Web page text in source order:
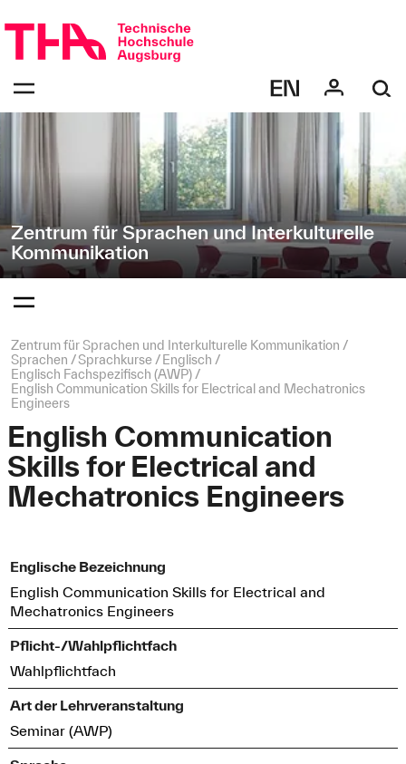
überspringen
zur
Navigation
"Zentrum
für
Interkulturelle
Kommunikation"
Zentrum für Sprachen und Interkulturelle
Kommunikation
bestätigen
Öffnen
bestätigen
des
Menüs
Seitenpfad:
Zentrum für Sprachen und Interkulturelle Kommunikation
Sprachen
Sprachkurse
Englisch
Englisch Fachspezifisch (AWP)
English Communication Skills for Electrical and Mechatronics
Engineers
English Communication
Skills for Electrical and
Mechatronics Engineers
Englische Bezeichnung
English Communication Skills for Electrical and
Mechatronics Engineers
Pflicht-/Wahlpflichtfach
Wahlpflichtfach
Art der Lehrveranstaltung
Seminar (AWP)